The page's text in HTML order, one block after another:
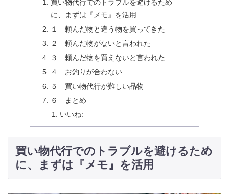
買い物代行でのトラブルを避けるため
に、まずは『メモ』を活用
１ 頼んだ物と違う物を買ってきた
２ 頼んだ物がないと言われた
３ 頼んだ物を買えないと言われた
４ お釣りが合わない
５ 買い物代行が難しい品物
６ まとめ
いいね:
買い物代行でのトラブルを避けるため
に、まずは『メモ』を活用